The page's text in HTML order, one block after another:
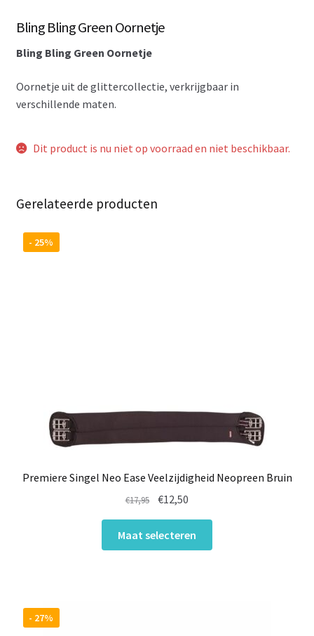
Bling Bling Green Oornetje
Bling Bling Green Oornetje
Oornetje uit de glittercollectie, verkrijgbaar in
verschillende maten.
Dit product is nu niet op voorraad en niet beschikbaar.
Gerelateerde producten
Premiere Singel Neo Ease Veelzijdigheid Neopreen Bruin
- 25%
€17,95
Oorspronkelijke
was:
€17,95.
€12,50
is:
€12,50.
Maat selecteren
- 27%